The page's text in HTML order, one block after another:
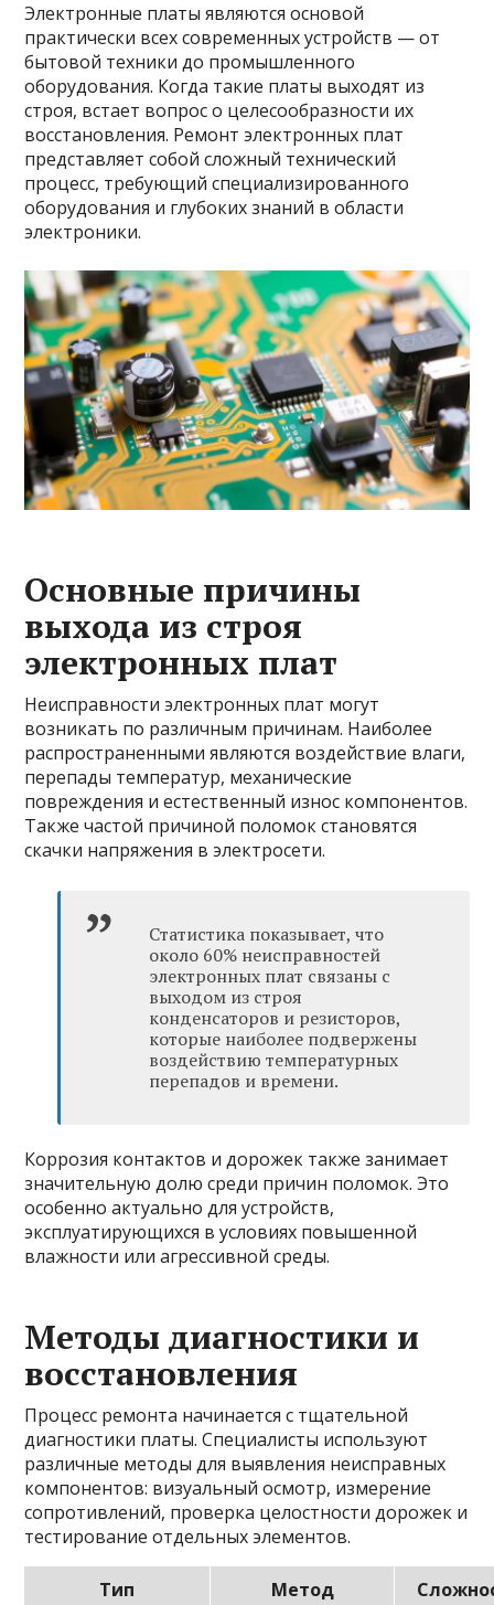
Электронные платы являются основой
практически всех современных устройств — от
бытовой техники до промышленного
оборудования. Когда такие платы выходят из
строя, встает вопрос о целесообразности их
восстановления. Ремонт электронных плат
представляет собой сложный технический
процесс, требующий специализированного
оборудования и глубоких знаний в области
электроники.
Основные причины
выхода из строя
электронных плат
Неисправности электронных плат могут
возникать по различным причинам. Наиболее
распространенными являются воздействие влаги,
перепады температур, механические
повреждения и естественный износ компонентов.
Также частой причиной поломок становятся
скачки напряжения в электросети.
Статистика показывает, что
около 60% неисправностей
электронных плат связаны с
выходом из строя
конденсаторов и резисторов,
которые наиболее подвержены
воздействию температурных
перепадов и времени.
Коррозия контактов и дорожек также занимает
значительную долю среди причин поломок. Это
особенно актуально для устройств,
эксплуатирующихся в условиях повышенной
влажности или агрессивной среды.
Методы диагностики и
восстановления
Процесс ремонта начинается с тщательной
диагностики платы. Специалисты используют
различные методы для выявления неисправных
компонентов: визуальный осмотр, измерение
сопротивлений, проверка целостности дорожек и
тестирование отдельных элементов.
Тип
Метод